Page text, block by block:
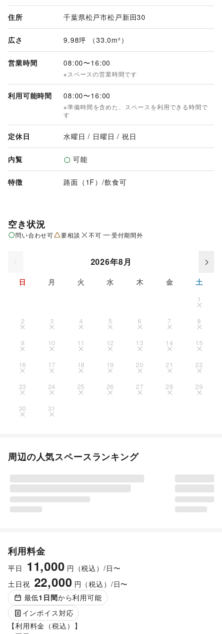
住所 千葉県松戸市松戸新田30
広さ 9.98坪 （33.0m²）
営業時間 08:00〜16:00
※スペースの営業時間です
利用可能時間 08:00〜16:00
※準備時間を含めた、スペースを利用できる時間で
す
定休日 水曜日 / 日曜日 / 祝日
内覧 可能
特徴 路面（1F）/飲食可
空き状況
問い合わせ可 要相談 不可 受付期間外
2026年8月
日 月 火 水 木 金 土
1
2 3 4 5 6 7 8
9 10 11 12 13 14 15
16 17 18 19 20 21 22
23 24 25 26 27 28 29
30 31
周辺の人気スペースランキング
利用料金
平日 11,000 円（税込）/日〜
土日祝 22,000 円（税込）/日〜
最低1 日間から利用可能
インボイス対応
【利用料金（税込）】